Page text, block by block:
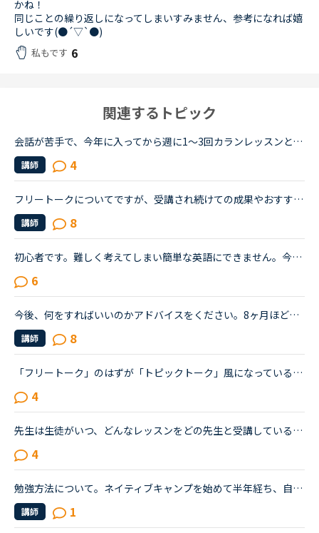
かね！
同じことの繰り返しになってしまいすみません、参考になれば嬉
しいです(●︎´▽︎`●︎)
私もです 6
関連するトピック
会話が苦手で、今年に入ってから週に1〜3回カランレッスンと、週1の5minを受講しています。カランは1から始めレベル3、5minは日本人の先生で、私の言いたいことをくみ取ってくれながら、なんとか進めているという...
講師 4
フリートークについてですが、受講され続けての成果やおすすめの受講方法、気をつけていることあれば教えていただけないでしょうか。これからはアウトプットも鍛えたいので、フリートークを受講する機会を増やし...
講師 8
初心者です。難しく考えてしまい簡単な英語にできません。今日レッスン中に先生からＧＷには何をするの？という問いかけからの会話の中で「今年のＧＷは昨年のＧＷのように連続していない」ということを言いたか...
6
今後、何をすればいいのかアドバイスをください。8ヶ月ほど前からネイティブキャンプを始めました。最初は本当に先生の言ってることが全然聞き取れず、何を言っていいかもわからない状況でのスタートでした。週30...
講師 8
「フリートーク」のはずが「トピックトーク」風になっているレッスン最近感じるのですが、フリートークをトピックトークのような内容で推し進める講師が多いと感じます。(自分が今まで気がつかなかったからであっ...
4
先生は生徒がいつ、どんなレッスンをどの先生と受講しているかまで、わかるのでしょうか？以前、運営の方に質問した際は、生徒がどういったレッスンを受けているか、どれぐらいのレッスン数を受けているかは、教...
4
勉強方法について。ネイティブキャンプを始めて半年経ち、自分の話しやすい話題やある程度必要とされる会話は出来るようになりました。日本人講師を含め数人の先生からは君のスキルはgood enough、じゅうぶんコミ...
講師 1